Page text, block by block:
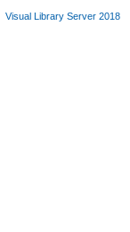
Visual Library Server 2018